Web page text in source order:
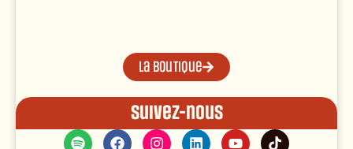
La boutique
Suivez-nous